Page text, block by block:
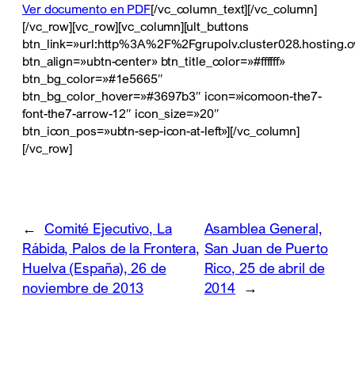
Ver documento en PDF[/vc_column_text][/vc_column]
[/vc_row][vc_row][vc_column][ult_buttons
btn_align=»ubtn-center» btn_title_color=»#ffffff»
btn_bg_color=»#1e5665″
btn_bg_color_hover=»#3697b3″ icon=»icomoon-the7-
font-the7-arrow-12″ icon_size=»20″
btn_icon_pos=»ubtn-sep-icon-at-left»][/vc_column]
[/vc_row]
← Comité Ejecutivo, La
Rábida, Palos de la Frontera,
Huelva (España), 26 de
noviembre de 2013
Asamblea General,
San Juan de Puerto
Rico, 25 de abril de
2014 →